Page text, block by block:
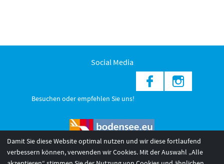
Social Media
Besuchen oder empfehlen Sie uns!
Damit Sie diese Website optimal nutzen und wir diese fortlaufend
verbessern können, verwenden wir Cookies. Mit der Auswahl „Alle